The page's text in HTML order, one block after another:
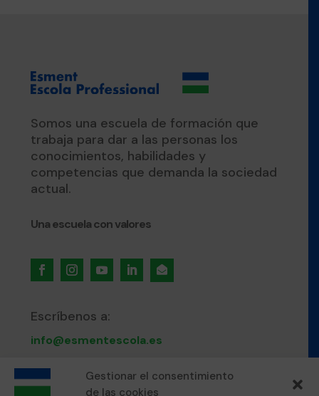
Gestionar el consentimiento
de las cookies
Somos una escuela de formación que
trabaja para dar a las personas los
conocimientos, habilidades y
competencias que demanda la sociedad
actual.
Una escuela con valores

Escríbenos a:
info@esmentescola.es
Llámanos al: